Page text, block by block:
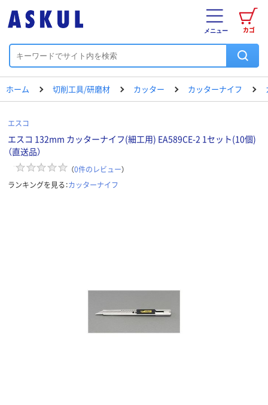
カゴ
メニュー
ホーム 切削工具/研磨材 カッター カッターナイフ
エスコ
エスコ 132mm カッターナイフ(細工用) EA589CE-2 1セット(10個)
（直送品）
（0件のレビュー）
ランキングを見る：カッターナイフ